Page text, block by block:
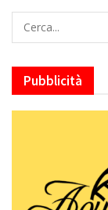
Pubblicità